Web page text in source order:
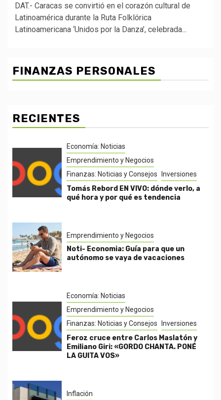
DAT.- Caracas se convirtió en el corazón cultural de
Latinoamérica durante la Ruta Folklórica
Latinoamericana ‘Unidos por la Danza’, celebrada...
FINANZAS PERSONALES
RECIENTES
Economía: Noticias
Emprendimiento y Negocios
Finanzas: Noticias y Consejos
Inversiones
Tomás Rebord EN VIVO: dónde verlo, a
qué hora y por qué es tendencia
Emprendimiento y Negocios
Noti- Economia: Guía para que un
autónomo se vaya de vacaciones
Economía: Noticias
Emprendimiento y Negocios
Finanzas: Noticias y Consejos
Inversiones
Feroz cruce entre Carlos Maslatón y
Emiliano Giri: «GORDO CHANTA. PONÉ
LA GUITA VOS»
Inflación